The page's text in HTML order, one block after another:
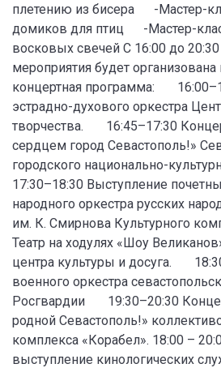
плетению из бисера -Мастер-
домиков для птиц -Мастер-
восковых свечей С 16:00 до
мероприятия будет
концертная программа:
эстрадно-духового оркестра
творчества. 16:45–17:30
сердцем город Севастополь!»
городского национально-
17:30–18:30 Выступление
народного оркестра русских
им. К. Смирнова Культурного
Театр на ходулях «Шоу
центра культуры и досуга.
военного оркестра
Росгвардии 19:30–20:30
родной Севастополь!»
комплекса «Корабел». 18:00 –
выступление кинологических